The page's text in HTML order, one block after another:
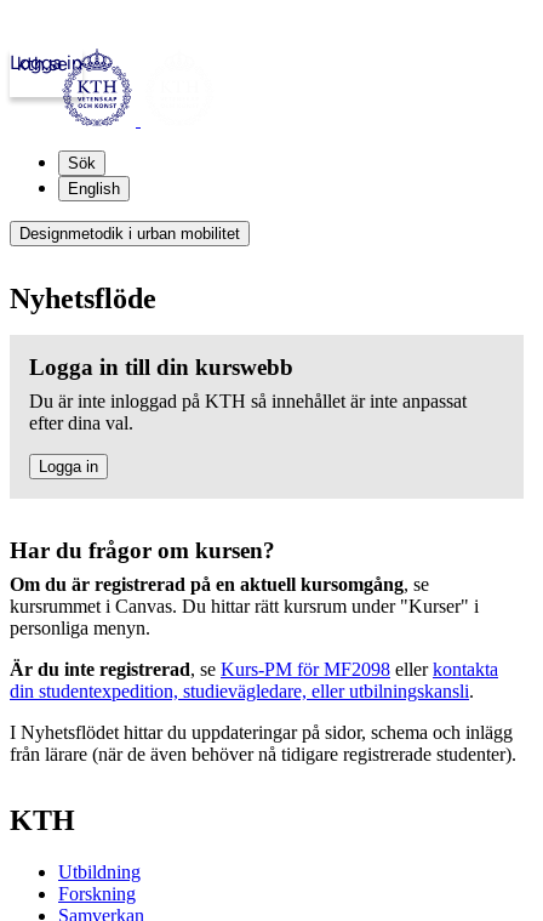
kth.se
Logga in
Sök
English
Designmetodik i urban mobilitet
Nyhetsflöde
Logga in till din kurswebb
Du är inte inloggad på KTH så innehållet är inte anpassat
efter dina val.
Logga in
Har du frågor om kursen?
Om du är registrerad på en aktuell kursomgång, se
kursrummet i Canvas. Du hittar rätt kursrum under "Kurser" i
personliga menyn.
Är du inte registrerad, se Kurs-PM för MF2098 ellerkontakta
din studentexpedition, studievägledare, eller utbilningskansli.
I Nyhetsflödet hittar du uppdateringar på sidor, schema och inlägg
från lärare (när de även behöver nå tidigare registrerade studenter).
KTH
Utbildning
Forskning
Samverkan